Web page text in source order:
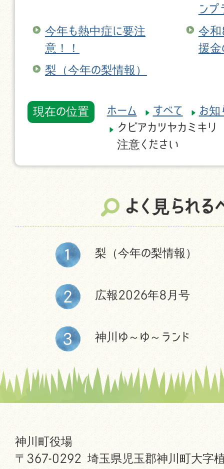
ンプ
今年も熱中症に要注
意！！
令
援金
梨（今年の梨情報）
現在の位置 ホーム すべて
お知
クビアカツヤカミキ
注意ください
よく見られる
梨（今年の梨情報）
広報2026年8月号
神川ゆ～ゆ～ランド
神川町役場
〒367-0292 埼玉県児玉郡神川町大字